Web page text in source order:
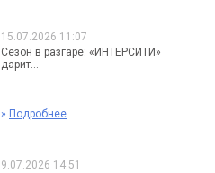
15.07.2026 11:07
Сезон в разгаре: «ИНТЕРСИТИ»
дарит...
» Подробнее
9.07.2026 14:51